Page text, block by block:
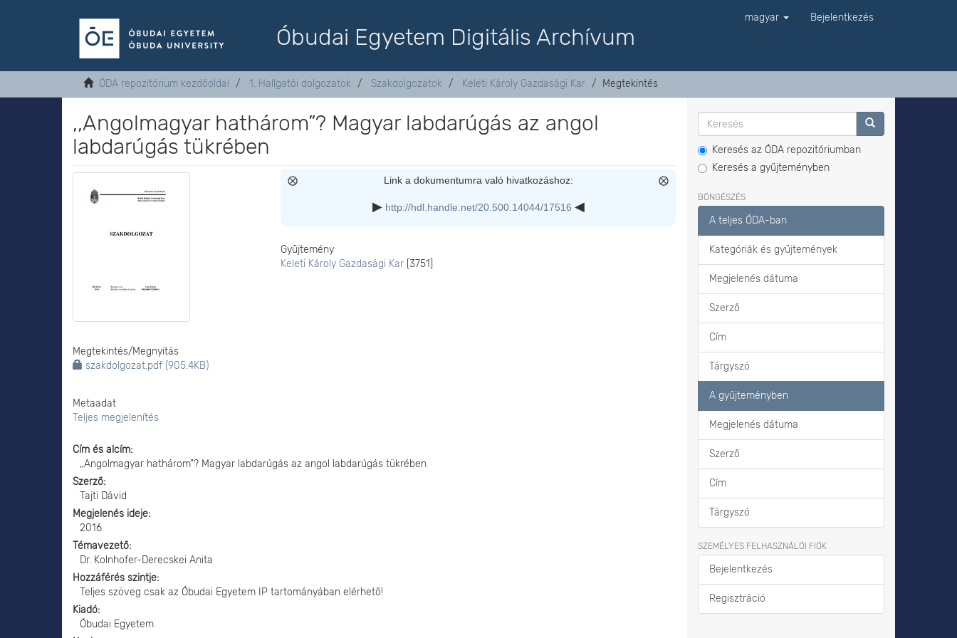
Óbudai Egyetem Digitális Archívum
magyar Bejelentkezés
ÓDA repozitórium kezdőoldal 1. Hallgatói dolgozatok Szakdolgozatok Keleti Károly Gazdasági Kar Megtekintés
,,Angolmagyar hathárom”? Magyar labdarúgás az angol
labdarúgás tükrében
Megtekintés/Megnyitás
szakdolgozat.pdf (905.4KB)
Metaadat
Teljes megjelenítés
Link a dokumentumra való hivatkozáshoz:
http://hdl.handle.net/20.500.14044/17516
Gyűjtemény
Keleti Károly Gazdasági Kar [3751]
Cím és alcím
,,Angolmagyar hathárom”? Magyar labdarúgás az angol labdarúgás tükrében
Szerző
Tajti Dávid
Megjelenés ideje
2016
Témavezető
Dr. Kolnhofer-Derecskei Anita
Hozzáférés szintje
Teljes szöveg csak az Óbudai Egyetem IP tartományában elérhető!
Kiadó
Óbudai Egyetem
Keresés az ÓDA repozitóriumban
Keresés a gyűjteményben
BÖNGÉSZÉS
A teljes ÓDA-ban
Kategóriák és gyűjtemények
Megjelenés dátuma
Szerző
Cím
Tárgyszó
A gyűjteményben
Megjelenés dátuma
Szerző
Cím
Tárgyszó
SZEMÉLYES FELHASZNÁLÓI FIÓK
Bejelentkezés
Regisztráció